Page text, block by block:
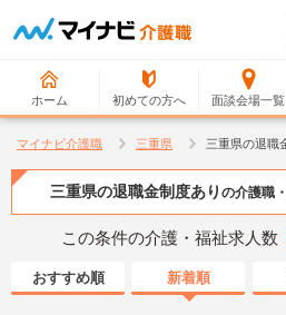
ホーム 初めての方へ 面談会場一覧
マイナビ介護職 三重県 三重県の退職
三重県の退職金制度あり の介護職
この条件の介護・福祉求人数
おすすめ順 新着順